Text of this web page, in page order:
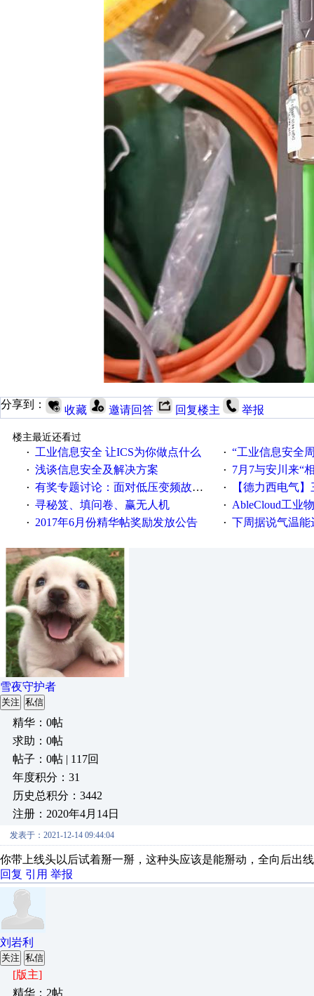
分享到： 收藏 邀请回答 回复楼主 举报
楼主最近还看过
·
工业信息安全 让ICS为你做点什么 · “工业信息安全周之我见”
· 浅谈信息安全及解决方案 · 7月7与安川来“
· 有奖专题讨论：面对低压变频故障，老手是这样解决的！ · 【德力西电气】三
· 寻秘笈、填问卷、赢无人机 · AbleCloud工业物联
· 2017年6月份精华帖奖励发放公告 · 下周据说气温能
雪夜守护者
关注 私信
精华：0帖
求助：0帖
帖子：0帖 | 117回
年度积分：31
历史总积分：3442
注册：2020年4月14日
发表于：2021-12-14 09:44:04
你带上线头以后试着掰一掰，这种头应该是能掰动，全向后出
回复 引用 举报
刘岩利
关注 私信
[版主]
精华：2帖